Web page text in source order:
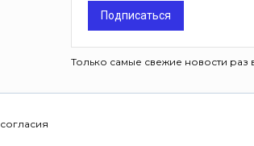
Подписаться
Только самые свежие новости раз